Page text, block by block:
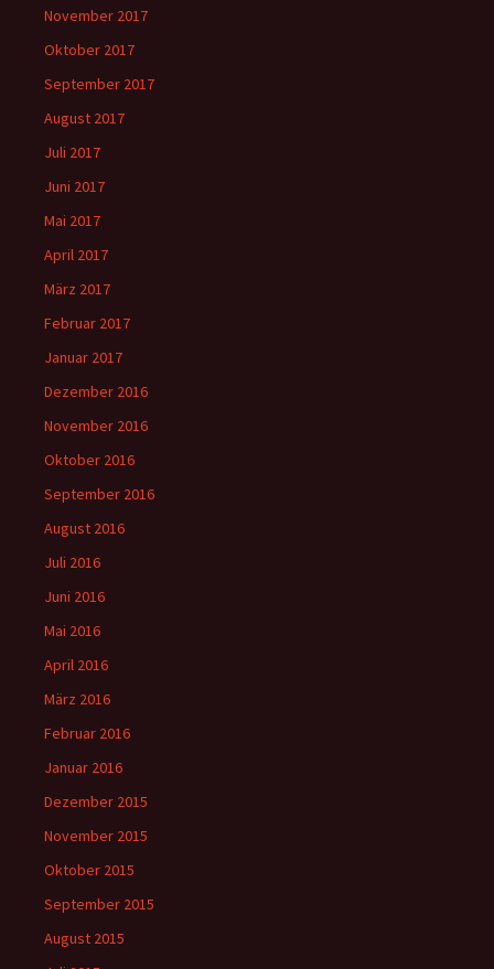
November 2017
Oktober 2017
September 2017
August 2017
Juli 2017
Juni 2017
Mai 2017
April 2017
März 2017
Februar 2017
Januar 2017
Dezember 2016
November 2016
Oktober 2016
September 2016
August 2016
Juli 2016
Juni 2016
Mai 2016
April 2016
März 2016
Februar 2016
Januar 2016
Dezember 2015
November 2015
Oktober 2015
September 2015
August 2015